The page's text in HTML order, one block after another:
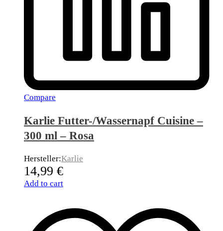
Compare
Karlie Futter-/Wassernapf Cuisine –
300 ml – Rosa
Hersteller:Karlie
14,99 €
Add to cart